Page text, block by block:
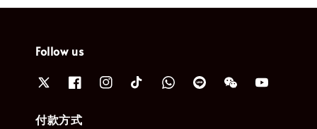
Follow us
付款方式